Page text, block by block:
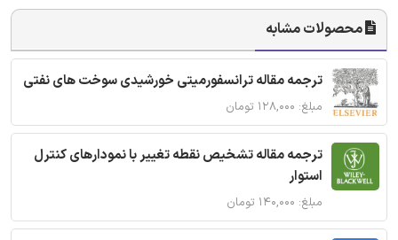
محصولات مشابه
ترجمه مقاله ترانسفورمیتی خورشیدی سوخت های نفتی
مبلغ: ۱۲۸,۰۰۰ تومان
ترجمه مقاله تشخیص نقطه تغییر با نمودارهای کنترل
استوار
مبلغ: ۱۴۰,۰۰۰ تومان